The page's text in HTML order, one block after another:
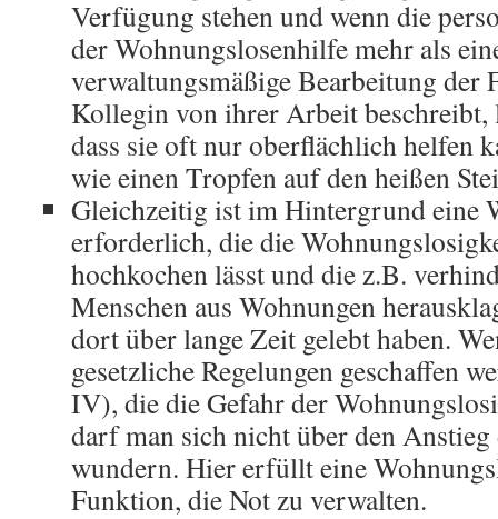
Verfügung stehen und wenn die
der Wohnungslosenhilfe mehr als
verwaltungsmäßige Bearbeitung der
Kollegin von ihrer Arbeit beschreibt,
dass sie oft nur oberflächlich helfen
wie einen Tropfen auf den heißen
Gleichzeitig ist im Hintergrund eine
erforderlich, die die
hochkochen lässt und die z.B.
Menschen aus Wohnungen
dort über lange Zeit gelebt haben.
gesetzliche Regelungen geschaffen
IV), die die Gefahr der
darf man sich nicht über den Anstieg
wundern. Hier erfüllt eine
Funktion, die Not zu verwalten.